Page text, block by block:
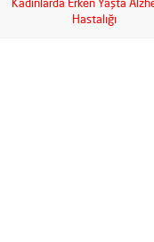
Hastalığı